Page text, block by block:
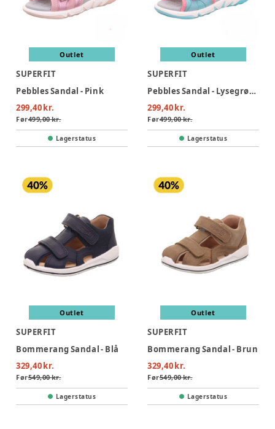
Outlet
SUPERFIT
Pebbles Sandal - Pink
299,40 kr.
Før499,00 kr.
Lagerstatus
Outlet
SUPERFIT
Pebbles Sandal - Lysegrøn/Rosa
299,40 kr.
Før499,00 kr.
Lagerstatus
Outlet
SUPERFIT
Bommerang Sandal - Blå
329,40 kr.
Før549,00 kr.
Lagerstatus
Outlet
SUPERFIT
Bommerang Sandal - Brun
329,40 kr.
Før549,00 kr.
Lagerstatus